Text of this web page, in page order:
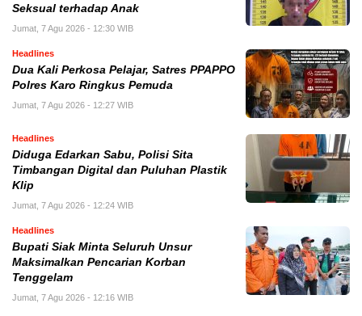
Seksual terhadap Anak
Jumat, 7 Agu 2026 - 12:30 WIB
Headlines
Dua Kali Perkosa Pelajar, Satres PPAPPO
Polres Karo Ringkus Pemuda
Jumat, 7 Agu 2026 - 12:27 WIB
Headlines
Diduga Edarkan Sabu, Polisi Sita
Timbangan Digital dan Puluhan Plastik
Klip
Jumat, 7 Agu 2026 - 12:24 WIB
Headlines
Bupati Siak Minta Seluruh Unsur
Maksimalkan Pencarian Korban
Tenggelam
Jumat, 7 Agu 2026 - 12:16 WIB